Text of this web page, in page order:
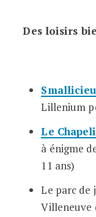
Des loisirs
Lillenium
Le
à énigme
11 ans)
Le parc
Villeneuve